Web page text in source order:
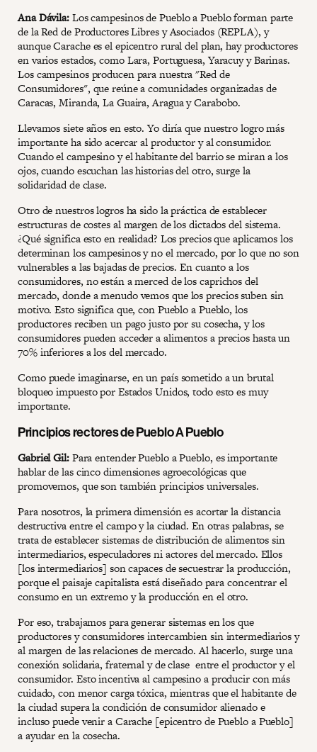
Ana Dávila:Los campesinos de Pueblo a Pueblo forman parte
de la Red de Productores Libres y Asociados (REPLA), y
aunque Carache es el epicentro rural del plan, hay productores
en varios estados, como Lara, Portuguesa, Yaracuy y Barinas.
Los campesinos producen para nuestra "Red de
Consumidores", que reúne a comunidades organizadas de
Caracas, Miranda, La Guaira, Aragua y Carabobo.
Llevamos siete años en esto. Yo diría que nuestro logro más
importante ha sido acercar al productor y al consumidor.
Cuando el campesino y el habitante del barrio se miran a los
ojos, cuando escuchan las historias del otro, surge la
solidaridad de clase.
Otro de nuestros logros ha sido la práctica de establecer
estructuras de costes al margen de los dictados del sistema.
¿Qué significa esto en realidad? Los precios que aplicamos los
determinan los campesinos y no el mercado, por lo que no son
vulnerables a las bajadas de precios. En cuanto a los
consumidores, no están a merced de los caprichos del
mercado, donde a menudo vemos que los precios suben sin
motivo. Esto significa que, con Pueblo a Pueblo, los
productores reciben un pago justo por su cosecha, y los
consumidores pueden acceder a alimentos a precios hasta un
70% inferiores a los del mercado.
Como puede imaginarse, en un país sometido a un brutal
bloqueo impuesto por Estados Unidos, todo esto es muy
importante.
Principios rectores de Pueblo A Pueblo
Gabriel Gil:Para entender Pueblo a Pueblo, es importante
hablar de las cinco dimensiones agroecológicas que
promovemos, que son también principios universales.
Para nosotros, la primera dimensión es acortar la distancia
destructiva entre el campo y la ciudad. En otras palabras, se
trata de establecer sistemas de distribución de alimentos sin
intermediarios, especuladores ni actores del mercado. Ellos
[los intermediarios] son capaces de secuestrar la producción,
porque el paisaje capitalista está diseñado para concentrar el
consumo en un extremo y la producción en el otro.
Por eso, trabajamos para generar sistemas en los que
productores y consumidores intercambien sin intermediarios y
al margen de las relaciones de mercado. Al hacerlo, surge una
conexión solidaria, fraternal y de clase entre el productor y el
consumidor. Esto incentiva al campesino a producir con más
cuidado, con menor carga tóxica, mientras que el habitante de
la ciudad supera la condición de consumidor alienado e
incluso puede venir a Carache [epicentro de Pueblo a Pueblo]
a ayudar en la cosecha.